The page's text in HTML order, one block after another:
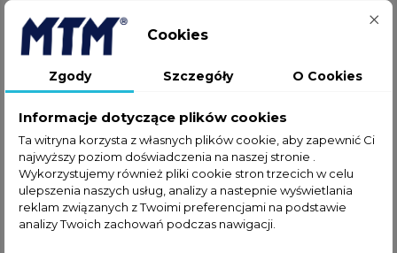
Jeżeli nie znalazłeś interesującej
Cię części w ofercie online,
zapraszamy do kontaktu
telefonicznego lub za
pośrednictwem formularza
kontaktowego.
Cookies
Zgody Szczegóły O Cookies
Informacje dotyczące plików cookies
Ta witryna korzysta z własnych plików cookie, aby zapewnić Ci
najwyższy poziom doświadczenia na naszej stronie .
Wykorzystujemy również pliki cookie stron trzecich w celu
ulepszenia naszych usług, analizy a nastepnie wyświetlania
reklam związanych z Twoimi preferencjami na podstawie
analizy Twoich zachowań podczas nawigacji.